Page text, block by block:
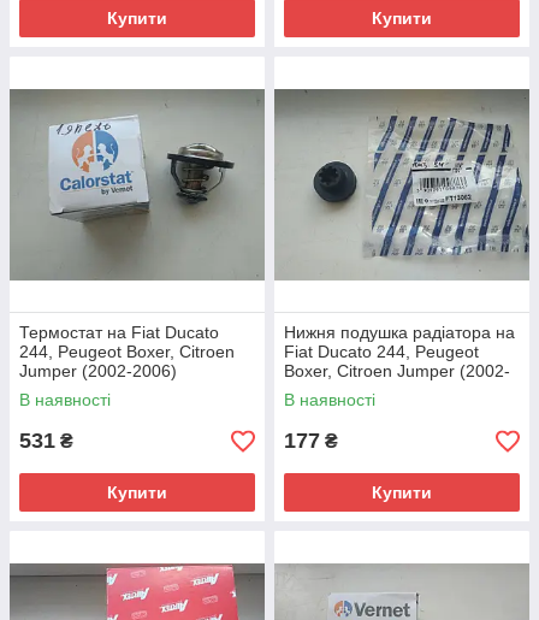
Купити Купити
Термостат на Fiat Ducato
244, Peugeot Boxer, Citroen
Jumper (2002-2006)
2.0/2.2JTD/HDi, 9616090180,
133823, VERNET, Франція
В наявності
531 ₴
Купити
Нижня подушка радіатора на
Fiat Ducato 244, Peugeot
Boxer, Citroen Jumper (2002-
2006), 1302402080, 131612,
Fast, Італія
В наявності
177 ₴
Купити